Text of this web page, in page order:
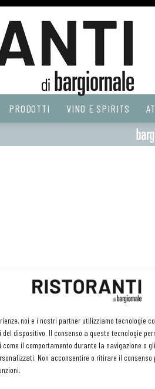
noi e i nostri partner utilizziamo tecnologie
dispositivo. Il consenso a queste tecnologie
il comportamento durante la navigazione o
Non acconsentire o ritirare il consenso
PRODOTTI VINO E SPIRITS